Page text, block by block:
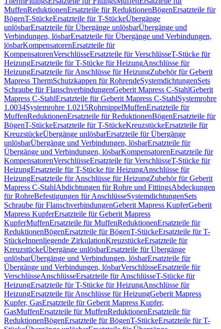
MuffenReduktionenErsatzteile für ReduktionenBögenErsatzteile für
BögenT-StückeErsatzteile für T-StückeÜbergänge
unlösbarErsatzteile für Übergänge unlösbarÜbergänge und
Verbindungen, lösbarErsatzteile für Übergänge und Verbindungen,
lösbarKompensatorenErsatzteile für
KompensatorenVerschlüsseErsatzteile für VerschlüsseT-Stücke für
HeizungErsatzteile für T-Stücke für HeizungAnschlüsse für
HeizungErsatzteile für Anschlüsse für HeizungZubehör für Geberit
Mapress ThermSchutzkappen für RohrendeSystemdichtungenSets
Schraube für FlanschverbindungenGeberit Mapress C-StahlGeberit
Mapress C-StahlErsatzteile für Geberit Mapress C-StahlSystemrohre
1.0034Systemrohre 1.0215RohrnippelMuffenErsatzteile für
MuffenReduktionenErsatzteile für ReduktionenBögenErsatzteile für
BögenT-StückeErsatzteile für T-StückeKreuzstückeErsatzteile für
KreuzstückeÜbergänge unlösbarErsatzteile für Übergänge
unlösbarÜbergänge und Verbindungen, lösbarErsatzteile für
Übergänge und Verbindungen, lösbarKompensatorenErsatzteile für
KompensatorenVerschlüsseErsatzteile für VerschlüsseT-Stücke für
HeizungErsatzteile für T-Stücke für HeizungAnschlüsse für
HeizungErsatzteile für Anschlüsse für HeizungZubehör für Geberit
Mapress C-StahlAbdichtungen für Rohre und FittingsAbdeckungen
für RohreBefestigungen für AnschlüsseSystemdichtungenSets
Schraube für FlanschverbindungenGeberit Mapress KupferGeberit
Mapress KupferErsatzteile für Geberit Mapress
KupferMuffenErsatzteile für MuffenReduktionenErsatzteile für
ReduktionenBögenErsatzteile für BögenT-StückeErsatzteile für T-
StückeInnenliegende ZirkulationKreuzstückeErsatzteile für
KreuzstückeÜbergänge unlösbarErsatzteile für Übergänge
unlösbarÜbergänge und Verbindungen, lösbarErsatzteile für
Übergänge und Verbindungen, lösbarVerschlüsseErsatzteile für
VerschlüsseAnschlüsseErsatzteile für AnschlüsseT-Stücke für
HeizungErsatzteile für T-Stücke für HeizungAnschlüsse für
HeizungErsatzteile für Anschlüsse für HeizungGeberit Mapress
Kupfer, GasErsatzteile für Geberit Mapress Kupfer,
GasMuffenErsatzteile für MuffenReduktionenErsatzteile für
ReduktionenBögenErsatzteile für BögenT-StückeErsatzteile für T-